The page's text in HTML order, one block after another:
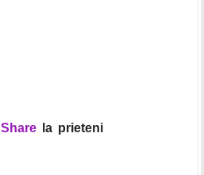
Share la prieteni